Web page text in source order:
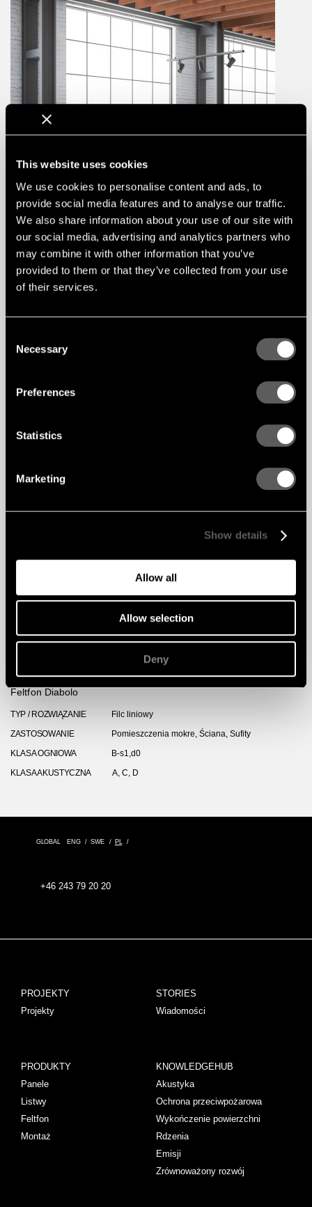
This website uses cookies
We use cookies to personalise content and ads, to
provide social media features and to analyse our traffic.
We also share information about your use of our site with
our social media, advertising and analytics partners who
may combine it with other information that you’ve
provided to them or that they’ve collected from your use
of their services.
Selection
Necessary
Preferences
Statistics
Marketing
Show details
Allow all
Allow selection
Deny
Feltfon Baffles
TYP / ROZWIĄZANIE
Filc liniowy
ZASTOSOWANIE
Pomieszczenia mokre, Ściana, Sufity
KLASA OGNIOWA
Feltfon Diabolo
TYP / ROZWIĄZANIE
Filc liniowy
ZASTOSOWANIE
Pomieszczenia mokre, Ściana, Sufity
KLASA OGNIOWA
B-s1,d0
KLASA AKUSTYCZNA
A, C, D
GLOBAL ENG SWE PL
+46 243 79 20 20
PROJEKTY
Projekty
STORIES
Wiadomości
PRODUKTY
Panele
Listwy
Feltfon
Montaż
KNOWLEDGEHUB
Akustyka
Ochrona przeciwpożarowa
Wykończenie powierzchni
Rdzenia
Emisji
Zrównoważony rozwój